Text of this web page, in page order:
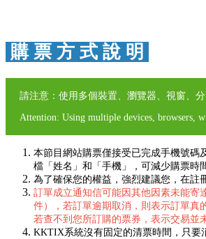
購 票 方 式 說 明
請注意：使用多個裝置、瀏覽器、視窗、
Attention: Using multiple devices, browsers,
本節目網站購票僅接受已完成手機號碼
檔「姓名」和「手機」，可減少購票時
為了確保您的權益，強烈建議您，在註
訂單成立通知信可能因其他因素未能寄
件），若訂單逾期取消，則表示訂單真
若查不到您所訂購的票券，表示交易並
KKTIX系統沒有固定的清票時間，只要